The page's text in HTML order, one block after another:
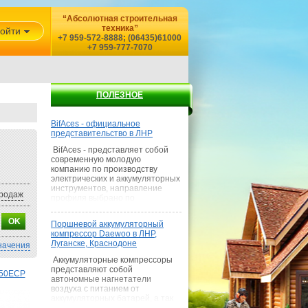
ПОЛЕЗНОЕ
BifAces - официальное
представительство в ЛНР
BifAces - представляет собой
современную молодую
компанию по производству
электрических и аккумуляторных
инструментов, направление
получает умеренную цену при
качестве среднем качестве
товара и как показывает наш
опыт — выше сред
Поршневой аккумуляторный
компрессор Daewoo в ЛНР,
Луганске, Краснодоне
Аккумуляторные компрессоры
представляют собой
автономные нагнетатели
воздуха с питанием от
“Абсолютная строительная
техника”
+7 959-572-8888; (06435)61000
+7 959-777-7070